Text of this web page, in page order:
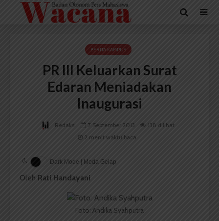
BERITA KAMPUS
PR III Keluarkan Surat
Edaran Meniadakan
Inaugurasi
Redaksi 7 September 2013
138 dilihat
2 menit waktu baca
Dark Mode | Moda Gelap
Oleh Rati Handayani
Foto: Andika Syahputra